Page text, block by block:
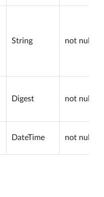
String not null
Digest not null
DateTime not null